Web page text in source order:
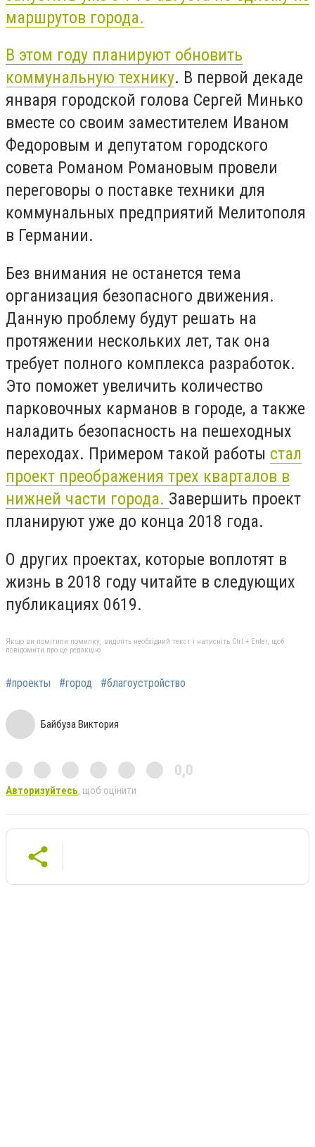
маршрутов города.
В этом году планируют обновить
коммунальную технику. В первой декаде
января городской голова Сергей Минько
вместе со своим заместителем Иваном
Федоровым и депутатом городского
совета Романом Романовым провели
переговоры о поставке техники для
коммунальных предприятий Мелитополя
в Германии.
Без внимания не останется тема
организация безопасного движения.
Данную проблему будут решать на
протяжении нескольких лет, так она
требует полного комплекса разработок.
Это поможет увеличить количество
парковочных карманов в городе, а также
наладить безопасность на пешеходных
переходах. Примером такой работы стал
проект преображения трех кварталов в
нижней части города. Завершить проект
планируют уже до конца 2018 года.
О других проектах, которые воплотят в
жизнь в 2018 году читайте в следующих
публикациях 0619.
Якщо ви помітили помилку, виділіть необхідний текст і натисніть Ctrl + Enter, щоб
повідомити про це редакцію
#проекты #город #благоустройство
Байбуза Виктория
0,0
Авторизуйтесь, щоб оцінити